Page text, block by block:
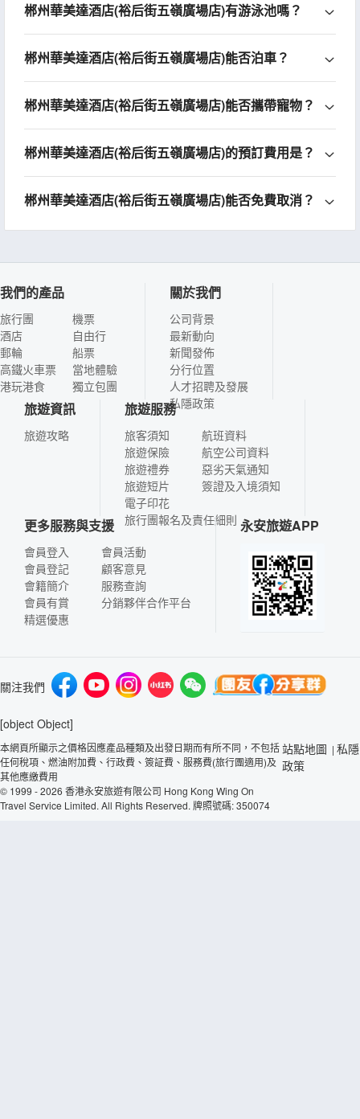
郴州華美達酒店(裕后街五嶺廣場店)有游泳池嗎？
郴州華美達酒店(裕后街五嶺廣場店)能否泊車？
郴州華美達酒店(裕后街五嶺廣場店)能否攜帶寵物？
郴州華美達酒店(裕后街五嶺廣場店)的預訂費用是？
郴州華美達酒店(裕后街五嶺廣場店)能否免費取消？
我們的產品
旅行團
酒店
郵輪
高鐵火車票
港玩港食
機票
自由行
船票
當地體驗
獨立包團
關於我們
公司背景
最新動向
新聞發佈
分行位置
人才招聘及發展
私隱政策
旅遊資訊
旅遊攻略
旅遊服務
旅客須知
旅遊保險
旅遊禮券
旅遊短片
電子印花
航班資料
航空公司資料
惡劣天氣通知
簽證及入境須知
旅行團報名及責任細則
更多服務與支援
會員登入
會員登記
會籍簡介
會員有賞
精選優惠
會員活動
顧客意見
服務查詢
分銷夥伴合作平台
永安旅遊APP
關注我們
[object Object]
本網頁所顯示之價格因應產品種類及出發日期而有所不同，不包括
任何稅項、燃油附加費、行政費、簽証費、服務費(旅行團適用)及
其他應繳費用
© 1999 - 2026 香港永安旅遊有限公司 Hong Kong Wing On
Travel Service Limited. All Rights Reserved. 牌照號碼: 350074
站點地圖 | 私隱
政策